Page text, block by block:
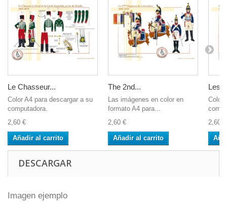
Le Chasseur...
Color A4 para descargar a su
computadora.
2,60 €
Añadir al carrito
The 2nd...
Las imágenes en color en
formato A4 para...
2,60 €
Añadir al carrito
Les
Color
2,60 €
DESCARGAR
Imagen ejemplo